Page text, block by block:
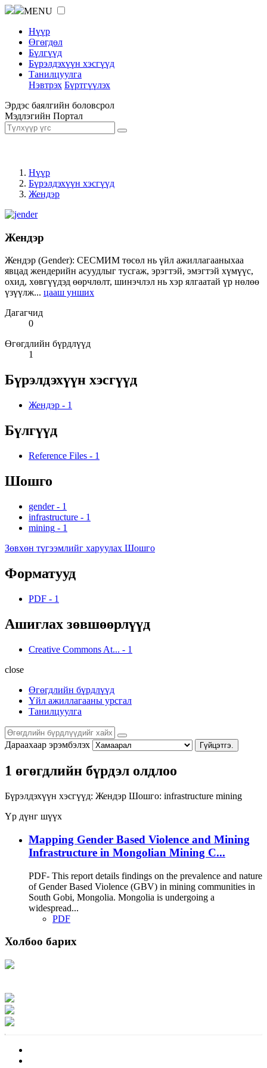
MENU
Нүүр
Өгөгдөл
Бүлгүүд
Бүрэлдэхүүн хэсгүүд
Танилцуулга
Нэвтрэх Бүртгүүлэх
Эрдэс баялгийн боловсрол
Мэдлэгийн Портал
Нүүр
Бүрэлдэхүүн хэсгүүд
Жендэр
Жендэр
Жендэр (Gender): СЕСМИМ төсөл нь үйл ажиллагааныхаа
явцад жендерийн асуудлыг тусгаж, эрэгтэй, эмэгтэй хүмүүс,
охид, хөвгүүдэд өөрчлөлт, шинэчлэл нь хэр ялгаатай үр нөлөө
үзүүлж... цааш унших
Дагагчид
0
Өгөгдлийн бүрдлүүд
1
Бүрэлдэхүүн хэсгүүд
Жендэр - 1
Бүлгүүд
Reference Files - 1
Шошго
gender - 1
infrastructure - 1
mining - 1
Зөвхөн түгээмлийг харуулах Шошго
Форматууд
PDF - 1
Ашиглах зөвшөөрлүүд
Creative Commons At... - 1
close
Өгөгдлийн бүрдлүүд
Үйл ажиллагааны урсгал
Танилцуулга
Дараахаар эрэмбэлэх Гүйцэтгэ.
1 өгөгдлийн бүрдэл олдлоо
Бүрэлдэхүүн хэсгүүд: Жендэр Шошго: infrastructure mining
Үр дүнг шүүх
Mapping Gender Based Violence and Mining
Infrastructure in Mongolian Mining C...
PDF- This report details findings on the prevalence and nature
of Gender Based Violence (GBV) in mining communities in
South Gobi, Mongolia. Mongolia is undergoing a
widespread...
PDF
Холбоо барих